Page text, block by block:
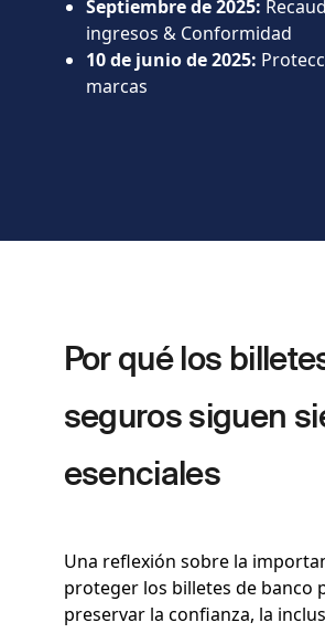
Septiembre de 2025:
ingresos & Conformidad
10 de junio de2025: P
marcas
Por qué los
seguros siguen
esenciales
Una reflexión sobre la
proteger los billetes de banco
preservar la confianza, la